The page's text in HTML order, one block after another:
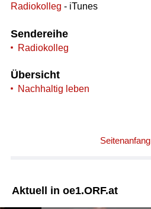
Radiokolleg - iTunes
Sendereihe
Radiokolleg
Übersicht
Nachhaltig leben
Seitenanfang
Aktuell in oe1.ORF.at